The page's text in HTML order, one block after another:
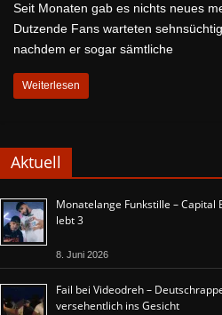
Seit Monaten gab es nichts neues
Dutzende Fans warteten
nachdem er sogar sämtliche
Weiterlesen
Aktuell
Monatelange Funkstille –
lebt 3
8. Juni 2026
Fail bei Videodreh –
versehentlich ins Gesicht